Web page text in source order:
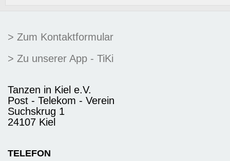
> Zum Kontaktformular
> Zu unserer App - TiKi
Tanzen in Kiel e.V.
Post - Telekom - Verein
Suchskrug 1
24107 Kiel
TELEFON